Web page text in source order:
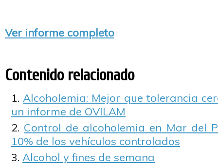
Ver informe completo
Contenido relacionado
Alcoholemia: Mejor que tolerancia
un informe de OVILAM
Control de alcoholemia en Mar del
10% de los vehículos controlados
Alcohol y fines de semana